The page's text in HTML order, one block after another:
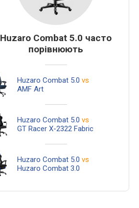
Huzaro Combat 5.0 часто
порівнюють
Huzaro Combat 5.0 vs
AMF Art
Huzaro Combat 5.0 vs
GT Racer X-2322 Fabric
Huzaro Combat 5.0 vs
Huzaro Combat 3.0